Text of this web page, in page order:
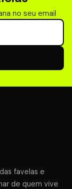
no seu email
favelas e
de quem vive